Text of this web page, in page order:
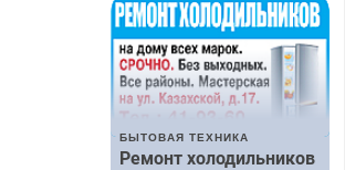
БЫТОВАЯ ТЕХНИКА
Ремонт холодильников